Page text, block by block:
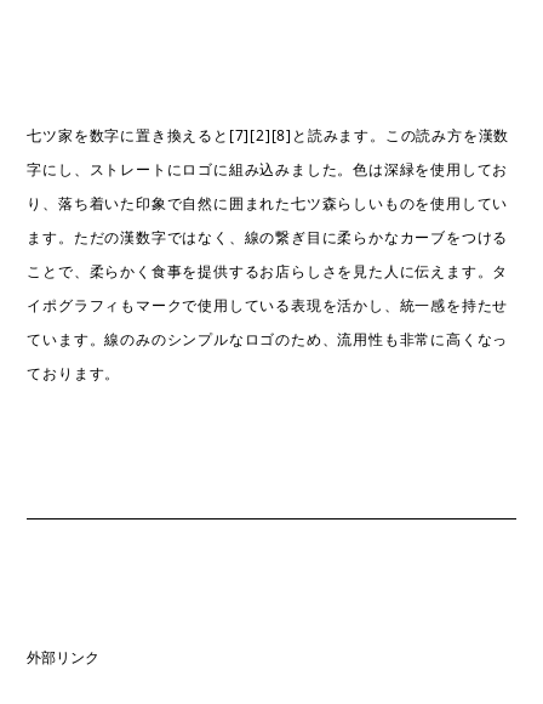
七ツ家を数字に置き換えると[7][2][8]と読みます。この読み方を漢数
字にし、ストレートにロゴに組み込みました。色は深緑を使用してお
り、落ち着いた印象で自然に囲まれた七ツ森らしいものを使用してい
ます。ただの漢数字ではなく、線の繋ぎ目に柔らかなカーブをつける
ことで、柔らかく食事を提供するお店らしさを見た人に伝えます。タ
イポグラフィもマークで使用している表現を活かし、統一感を持たせ
ています。線のみのシンプルなロゴのため、流用性も非常に高くなっ
ております。
外部リンク